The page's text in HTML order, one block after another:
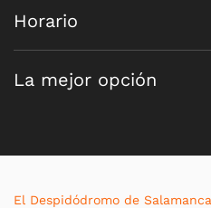
Horario
La mejor opción
El Despidódromo de Salamanca